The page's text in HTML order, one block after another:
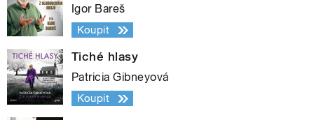
Igor Bareš
Koupit
Tiché hlasy
Patricia Gibneyová
Koupit